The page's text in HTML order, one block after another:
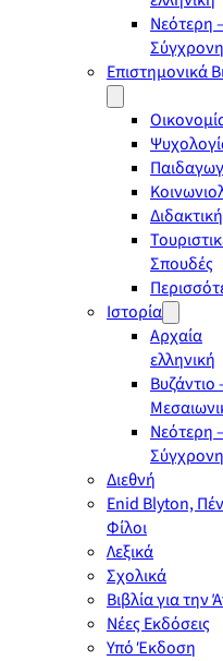
Νεότερη –
Σύγχρονη
Επιστημονικά
Διδακτική
Σπουδές
Ιστορία
Αρχαία
ελληνική
Βυζάντιο
Νεότερη –
Σύγχρονη
Διεθνή
Enid Blyton,
Φίλοι
Λεξικά
Σχολικά
Βιβλία για την
Νέες Εκδόσεις
Υπό Έκδοση